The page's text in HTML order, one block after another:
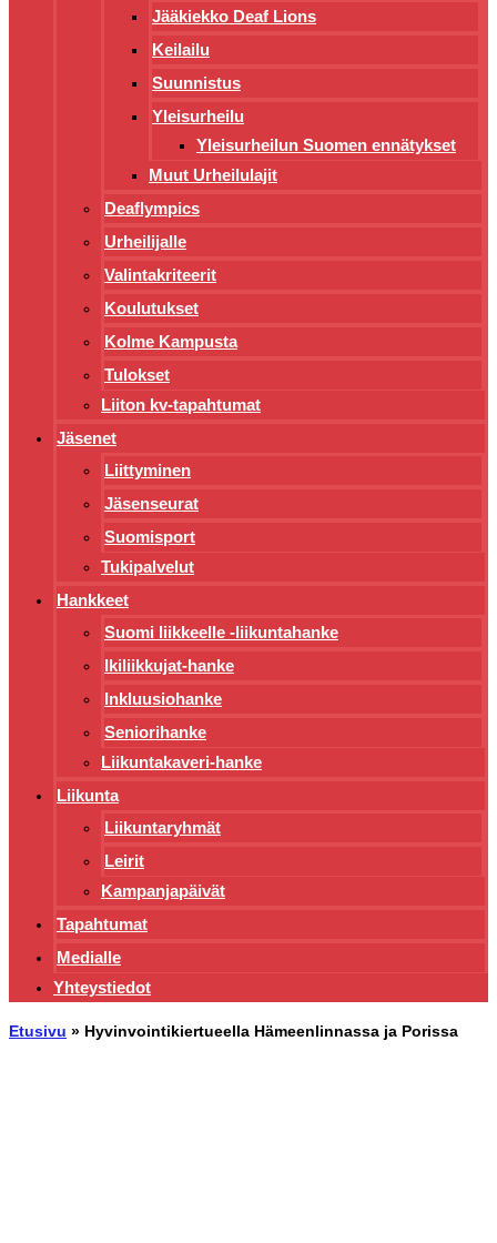
Jääkiekko Deaf Lions
Keilailu
Suunnistus
Yleisurheilu
Yleisurheilun Suomen ennätykset
Muut Urheilulajit
Deaflympics
Urheilijalle
Valintakriteerit
Koulutukset
Kolme Kampusta
Tulokset
Liiton kv-tapahtumat
Jäsenet
Liittyminen
Jäsenseurat
Suomisport
Tukipalvelut
Hankkeet
Suomi liikkeelle -liikuntahanke
Ikiliikkujat-hanke
Inkluusiohanke
Seniorihanke
Liikuntakaveri-hanke
Liikunta
Liikuntaryhmät
Leirit
Kampanjapäivät
Tapahtumat
Medialle
Yhteystiedot
Etusivu » Hyvinvointikiertueella Hämeenlinnassa ja Porissa